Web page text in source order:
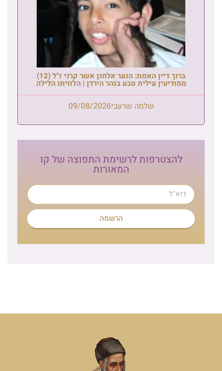
ברוך דיין האמת: הנער אלחנן אשר קרני ז"ל (12)
ממודיעין עילית טבע בנהר הירדן | הלוויתו הלילה
שלמה שרעבי09/08/2026
להצטרפות לרשימת התפוצה של קו
המאורות
הרשמה